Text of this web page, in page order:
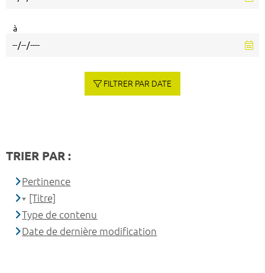
à
FILTRER PAR DATE
TRIER PAR :
Pertinence
[Titre]
Type de contenu
Date de dernière modification